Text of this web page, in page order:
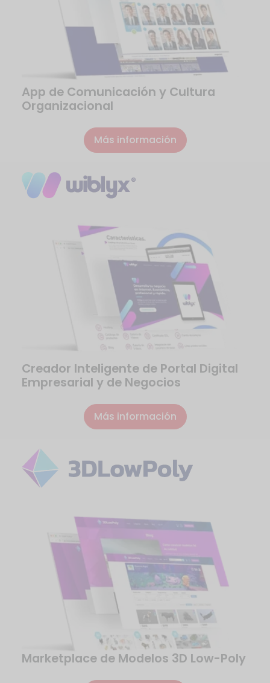
App de Comunicación y Cultura
Organizacional
Más información
Creador Inteligente de Portal Digital
Empresarial y de Negocios
Más información
Marketplace de Modelos 3D Low-Poly